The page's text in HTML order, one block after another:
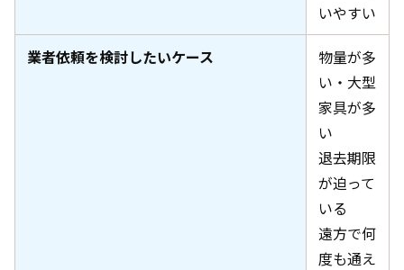
いやすい
業者依頼を検討したいケース
物量が多
い・大型
家具が多
い
退去期限
が迫って
いる
遠方で何
度も通え